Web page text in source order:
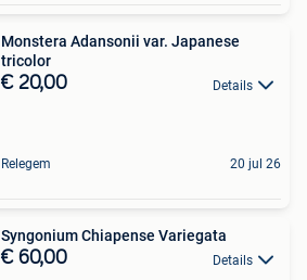
Monstera Adansonii var. Japanese
tricolor
€ 20,00 Details
Relegem 20 jul 26
Syngonium Chiapense Variegata
€ 60,00 Details